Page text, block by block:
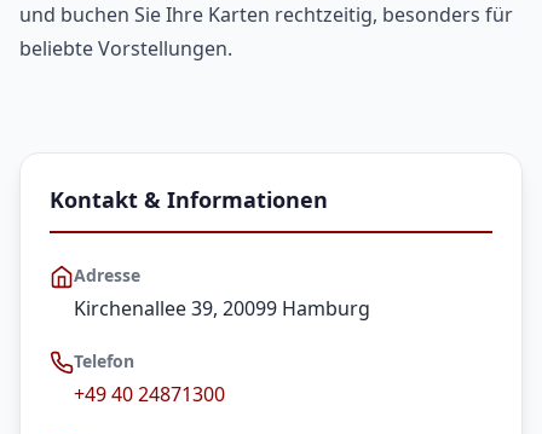
und buchen Sie Ihre Karten rechtzeitig, besonders für
beliebte Vorstellungen.
Kontakt & Informationen
Adresse
Kirchenallee 39, 20099 Hamburg
Telefon
+49 40 24871300